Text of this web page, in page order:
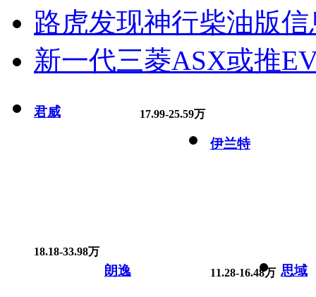
路虎发现神行柴油版
新一代三菱ASX或推
君威 17.99-25.59万
伊兰特
18.18-33.98万
朗逸 11.28-16.48万 思域